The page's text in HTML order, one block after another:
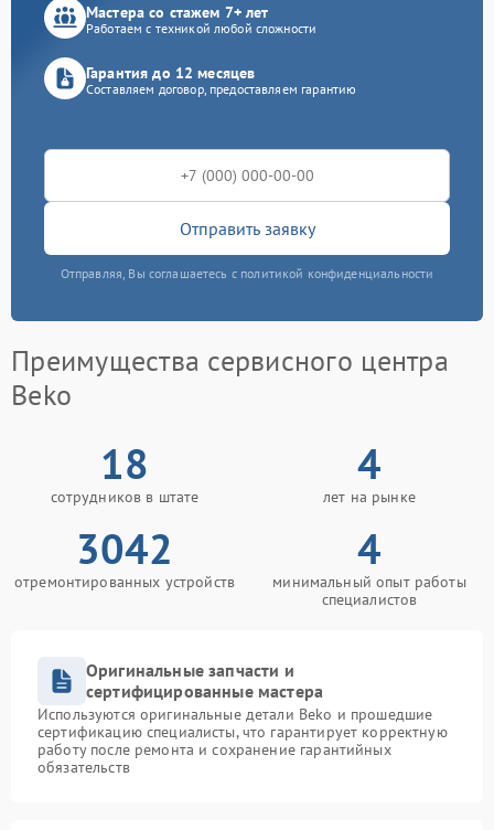
Мастера со стажем 7+ лет
Работаем с техникой любой сложности
Гарантия до 12 месяцев
Составляем договор, предоставляем гарантию
Отправить заявку
Отправляя, Вы соглашаетесь с политикой конфиденциальности
Преимущества сервисного центра
Beko
18
сотрудников в штате
4
лет на рынке
3042
отремонтированных устройств
4
минимальный опыт работы
специалистов
Оригинальные запчасти и
сертифицированные мастера
Используются оригинальные детали Beko и прошедшие
сертификацию специалисты, что гарантирует корректную
работу после ремонта и сохранение гарантийных
обязательств